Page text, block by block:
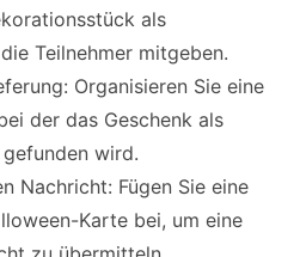
als
Teilnehmer mitgeben.
Organisieren Sie eine
der das Geschenk als
gefunden wird.
Nachricht: Fügen Sie eine
Karte bei, um eine